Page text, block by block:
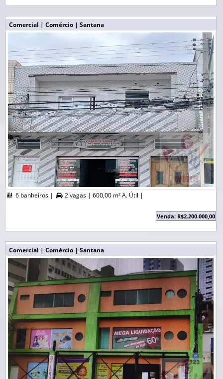
Comercial | Comércio | Santana
 6 banheiros |  2 vagas | 600,00 m² A. Útil |
Venda: R$2.200.000,00
Comercial | Comércio | Santana